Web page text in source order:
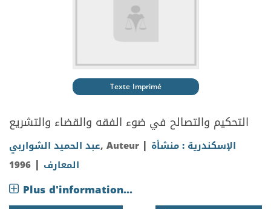
Texte Imprimé
التحكيم والتصالح في ضوء الفقه والقضاء والتشريع
عبد الحميد الشواربي, Auteur | الإسكندرية : منشأة
المعارف |
1996
Plus d'information...